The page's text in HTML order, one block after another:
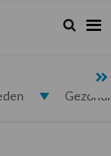
Zoeken...
Zoek